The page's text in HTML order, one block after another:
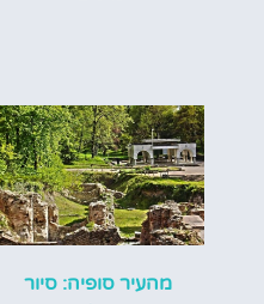
מהעיר סופיה: סיור